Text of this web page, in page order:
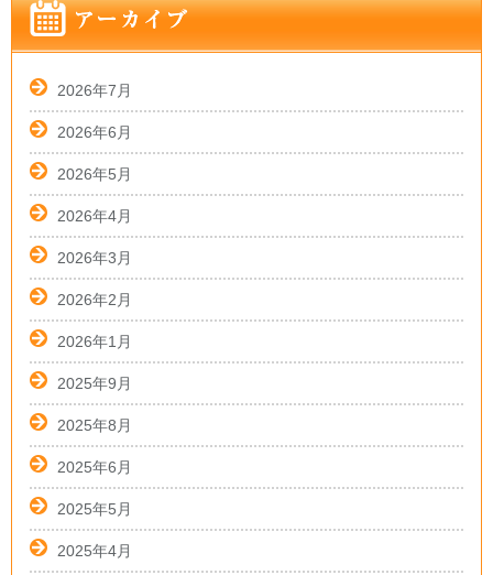
2026年7月
2026年6月
2026年5月
2026年4月
2026年3月
2026年2月
2026年1月
2025年9月
2025年8月
2025年6月
2025年5月
2025年4月